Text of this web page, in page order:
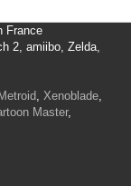
France
2, amiibo, Zelda,
Metroid, Xenoblade,
Master,